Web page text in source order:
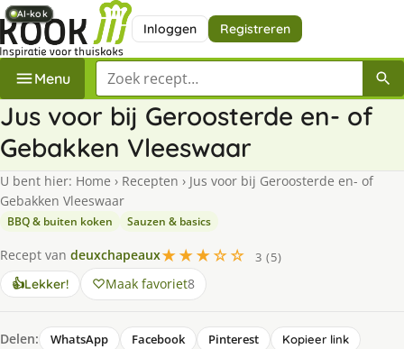
Inloggen Registreren
Menu Zoek een recept
Jus voor bij Geroosterde en- of
Gebakken Vleeswaar
U bent hier: Home › Recepten › Jus voor bij Geroosterde en- of
Gebakken Vleeswaar
BBQ & buiten koken Sauzen & basics
Recept van deuxchapeaux★★★☆☆
3 (5)
👍Lekker! Maak favoriet8
Delen: WhatsApp Facebook Pinterest
Kopieer link
AI-kok
AI-kok
AI-kok
AI-kok
AI-kok